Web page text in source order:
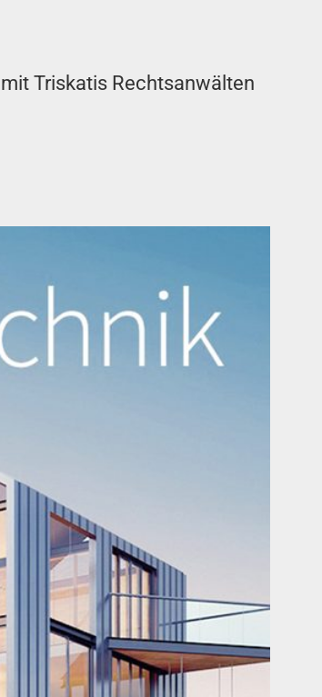
Triskatis Rechtsanwälten